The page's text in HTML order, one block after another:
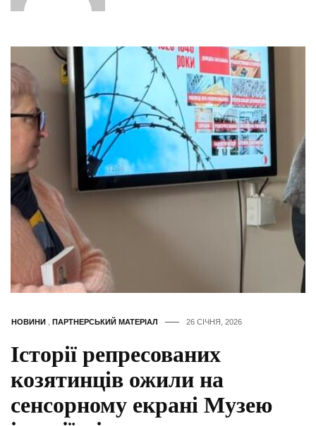
НОВИНИ ПАРТНЕРСЬКИЙ МАТЕРІАЛ 26 СІЧНЯ, 2026
Історії репресованих
козятинців ожили на
сенсорному екрані Музею